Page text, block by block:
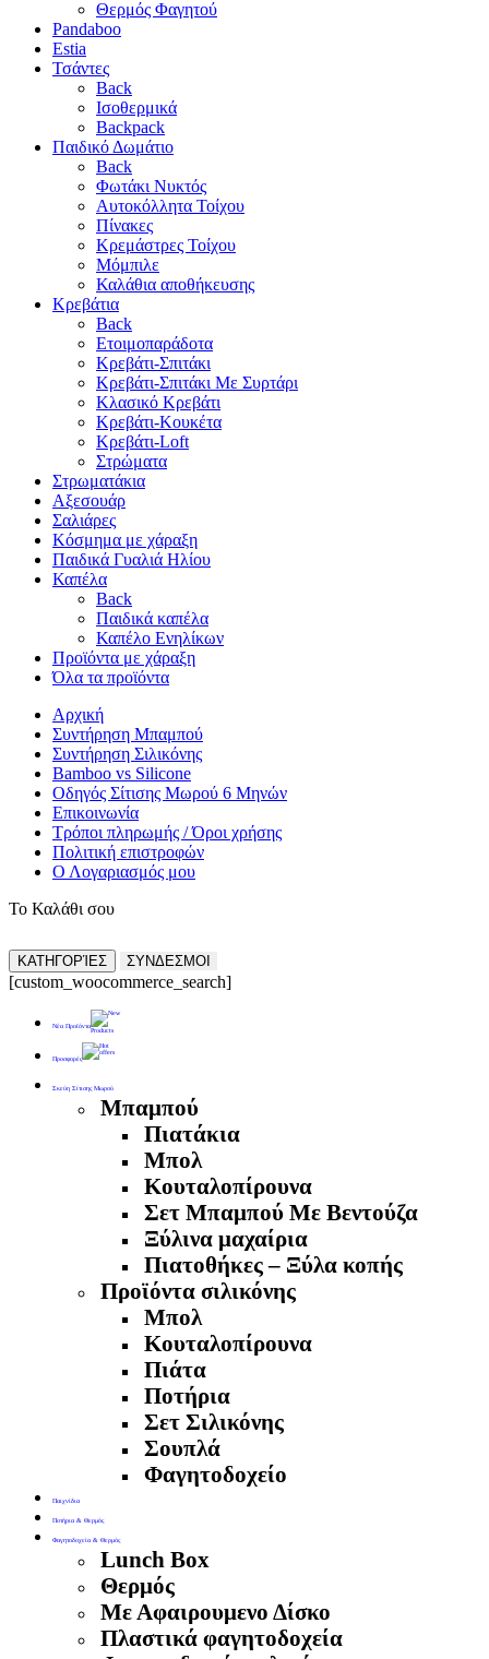
Θερμός Φαγητού
Pandaboo
Estia
Τσάντες
Back
Ισοθερμικά
Backpack
Παιδικό Δωμάτιο
Back
Φωτάκι Νυκτός
Αυτοκόλλητα Τοίχου
Πίνακες
Κρεμάστρες Τοίχου
Μόμπιλε
Καλάθια αποθήκευσης
Κρεβάτια
Back
Ετοιμοπαράδοτα
Κρεβάτι-Σπιτάκι
Κρεβάτι-Σπιτάκι Με Συρτάρι
Κλασικό Κρεβάτι
Κρεβάτι-Κουκέτα
Κρεβάτι-Loft
Στρώματα
Στρωματάκια
Αξεσουάρ
Σαλιάρες
Κόσμημα με χάραξη
Παιδικά Γυαλιά Ηλίου
Καπέλα
Back
Παιδικά καπέλα
Καπέλο Ενηλίκων
Προϊόντα με χάραξη
Όλα τα προϊόντα
Αρχική
Συντήρηση Μπαμπού
Συντήρηση Σιλικόνης
Bamboo vs Silicone
Οδηγός Σίτισης Μωρού 6 Μηνών
Επικοινωνία
Τρόποι πληρωμής / Όροι χρήσης
Πολιτική επιστροφών
Ο Λογαριασμός μου
Το Καλάθι σου
ΚΑΤΗΓΟΡΊΕΣ ΣΥΝΔΕΣΜΟΙ
[custom_woocommerce_search]
Νέα Προϊόντα
Προσφορές
Σκεύη Σίτισης Μωρού
Μπαμπού
Πιατάκια
Μπολ
Κουταλοπίρουνα
Σετ Μπαμπού Με Βεντούζα
Ξύλινα μαχαίρια
Πιατοθήκες – Ξύλα κοπής
Προϊόντα σιλικόνης
Μπολ
Κουταλοπίρουνα
Πιάτα
Ποτήρια
Σετ Σιλικόνης
Σουπλά
Φαγητοδοχείο
Παιχνίδια
Ποτήρια & Θερμός
Φαγητοδοχεία & Θερμός
Lunch Box
Θερμός
Με Αφαιρουμενο Δίσκο
Πλαστικά φαγητοδοχεία